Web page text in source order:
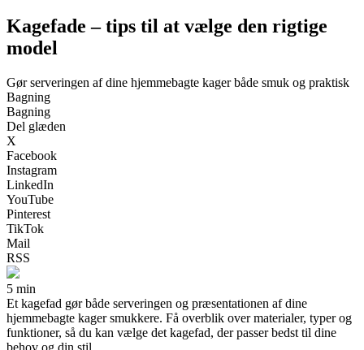
Kagefade – tips til at vælge den rigtige
model
Gør serveringen af dine hjemmebagte kager både smuk og praktisk
Bagning
Bagning
Del glæden
X
Facebook
Instagram
LinkedIn
YouTube
Pinterest
TikTok
Mail
RSS
5 min
Et kagefad gør både serveringen og præsentationen af dine
hjemmebagte kager smukkere. Få overblik over materialer, typer og
funktioner, så du kan vælge det kagefad, der passer bedst til dine
behov og din stil.